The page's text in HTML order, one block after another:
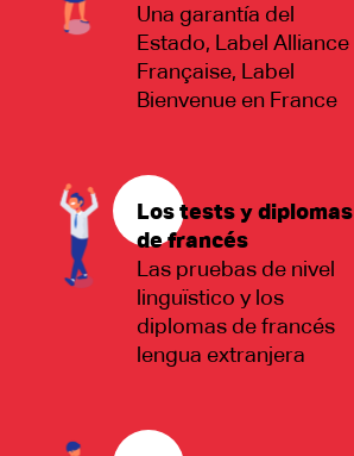
Una garantía del
Estado, Label Alliance
Française, Label
Bienvenue en France
Los tests y diplomas
de francés
Las pruebas de nivel
linguïstico y los
diplomas de francés
lengua extranjera